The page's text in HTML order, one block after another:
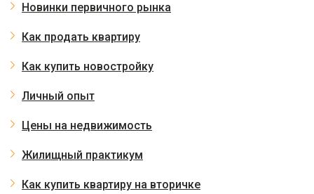
Новинки первичного рынка
Как продать квартиру
Как купить новостройку
Личный опыт
Цены на недвижимость
Жилищный практикум
Как купить квартиру на вторичке